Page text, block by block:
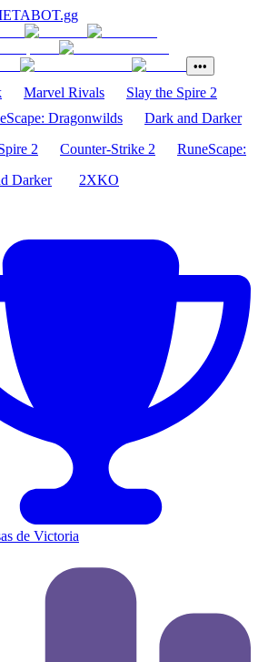
.gg
•••
Marvel Rivals
Slay the Spire 2
Dragonwilds
Dark and Darker
2 Counter-Strike 2
RuneScape:
Darker
2XKO
de Victoria